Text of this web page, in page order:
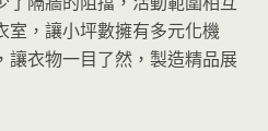
室，讓小坪數擁有多元化機
讓衣物一目了然，製造精品展